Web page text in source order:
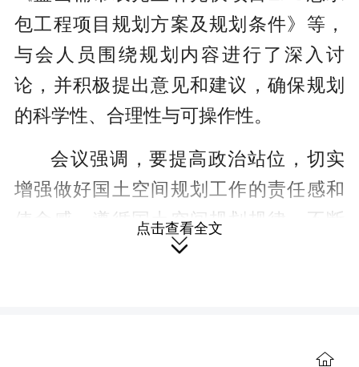
包工程项目规划方案及规划条件》等，
与会人员围绕规划内容进行了深入讨
论，并积极提出意见和建议，确保规划
的科学性、合理性与可操作性。
会议强调，要提高政治站位，切实
增强做好国土空间规划工作的责任感和
使命感，遵循国土空间规划规律，不断
提升空间治理的能力和水平，科学编制
点击查看全文
